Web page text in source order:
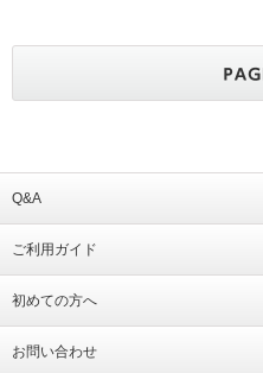
Q&A
ご利用ガイド
初めての方へ
お問い合わせ